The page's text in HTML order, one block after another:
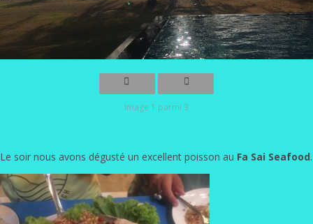
Image 1 parmi 3
Le soir nous avons dégusté un excellent poisson au Fa Sai Seafood.